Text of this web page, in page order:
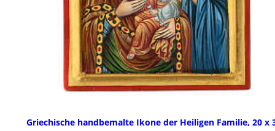
Griechische handbemalte Ikone der Heiligen Familie, 20 x